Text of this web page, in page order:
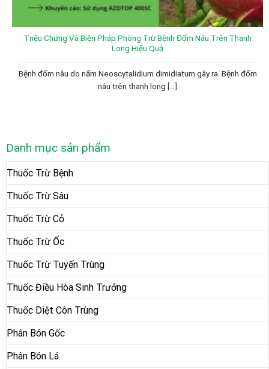
Danh mục sản phẩm
Thuốc Trừ Bệnh
Thuốc Trừ Sâu
Thuốc Trừ Cỏ
Thuốc Trừ Ốc
Thuốc Trừ Tuyến Trùng
Thuốc Điều Hòa Sinh Trưởng
Thuốc Diệt Côn Trùng
Phân Bón Gốc
Phân Bón Lá
Triệu Chứng Và Biện Pháp Phòng Trừ Bệnh Đốm Nâu Trên Thanh
Long Hiệu Quả
Bệnh đốm nâu do nấm Neoscytalidium dimidiatum gây ra. Bệnh đốm
nâu trên thanh long [...]